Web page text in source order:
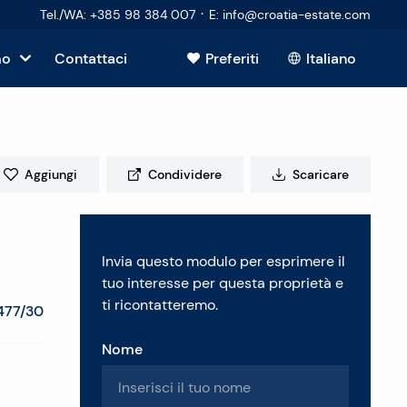
Tel./WA: +385 98 384 007 · E: info@croatia-estate.com
Contattaci Preferiti Italiano
Mostra tutto
30
Aggiungi Condividere Scaricare
Invia questo modulo per esprimere il
tuo interesse per questa proprietà e
ti ricontatteremo.
Nome